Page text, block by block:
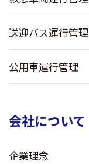
送迎バス運行管理
公用車運行管理
会社について
企業理念